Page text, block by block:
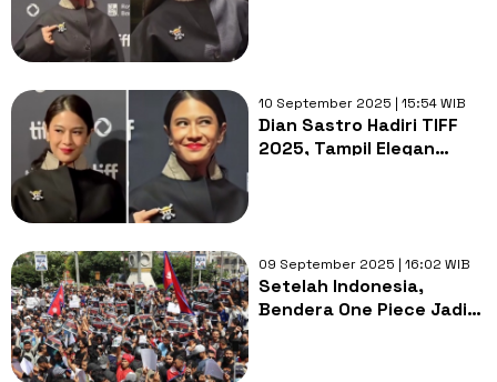
10 September 2025 | 15:54 WIB
Dian Sastro Hadiri TIFF
2025, Tampil Elegan
09 September 2025 | 16:02 WIB
Setelah Indonesia,
Bendera One Piece Jadi